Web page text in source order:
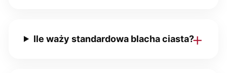
Ile waży standardowa blacha ciasta?